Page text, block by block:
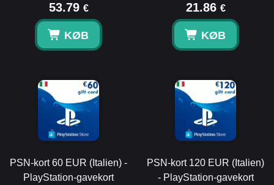
53.79 €
KØB
21.86 €
KØB
PSN-kort 60 EUR (Italien) -
PlayStation-gavekort
PSN-kort 120 EUR (Italien)
- PlayStation-gavekort